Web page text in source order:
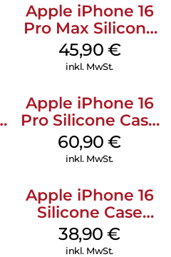
Apple iPhone 16
Pro Max Silicone
Case MagSafe
Ultramarine
45,90 €
inkl. MwSt.
Apple iPhone 16
Pro Silicone Case
MagSafe Stone
Gray
60,90€
inkl. MwSt.
Apple iPhone 16
Silicone Case
MagSafe
Ultramarine
38,90€
inkl. MwSt.